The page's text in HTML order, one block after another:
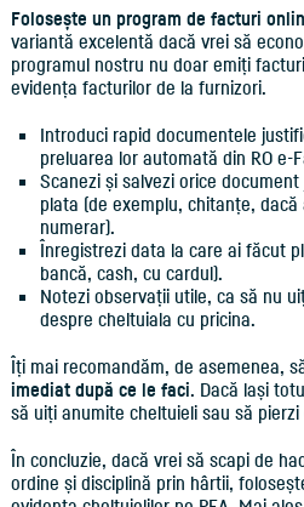
Folosește un program de facturi
variantă excelentă dacă vrei să
programul nostru nu doar emiți
evidența facturilor de la furnizori.
Introduci rapid documentele
preluarea lor automată din RO e-
Scanezi și salvezi orice
plata (de exemplu, chitanțe,
numerar).
Înregistrezi data la care ai făcut
bancă, cash, cu cardul).
Notezi observații utile, ca să nu
despre cheltuiala cu pricina.
Îți mai recomandăm, de asemenea,
imediat după ce le faci. Dacă lași
să uiți anumite cheltuieli sau să
În concluzie, dacă vrei să scapi de
ordine și disciplină prin hârtii,